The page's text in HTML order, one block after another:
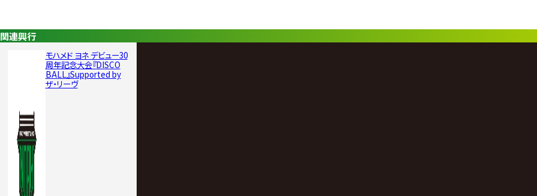
関連興行
モハメド ヨネ デビュー30
周年記念大会『DISCO
BALL』Supported by
ザ・リーヴ